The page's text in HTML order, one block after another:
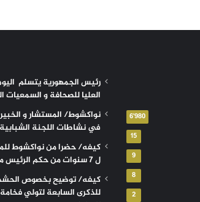
6٬980
15
9
8
2
رئيس الجمهورية يتسلم
العليا للصحافة و السمعيات
نواكشوط/ المستشار و
في نشاطات اللجنة
كيفه/ حضرا من نواكشوط
ل 7 سنوات من حكم الرئيس محمد ولد الشيخ الغزواني
كيفه/ توضيح بخصوص الحشد
للذكرى السابعة لتولي